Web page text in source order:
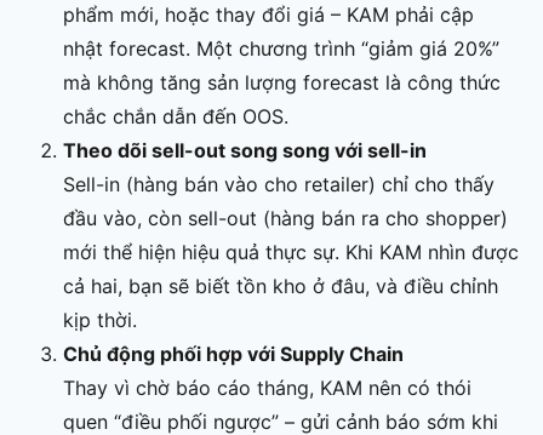
phẩm mới, hoặc thay đổi giá – KAM phải cập
nhật forecast. Một chương trình “giảm giá 20%”
mà không tăng sản lượng forecast là công thức
chắc chắn dẫn đến OOS.
Theo dõi sell-out song song với sell-in
Sell-in (hàng bán vào cho retailer) chỉ cho thấy
đầu vào, còn sell-out (hàng bán ra cho shopper)
mới thể hiện hiệu quả thực sự. Khi KAM nhìn được
cả hai, bạn sẽ biết tồn kho ở đâu, và điều chỉnh
kịp thời.
Chủ động phối hợp với Supply Chain
Thay vì chờ báo cáo tháng, KAM nên có thói
quen “điều phối ngược” – gửi cảnh báo sớm khi